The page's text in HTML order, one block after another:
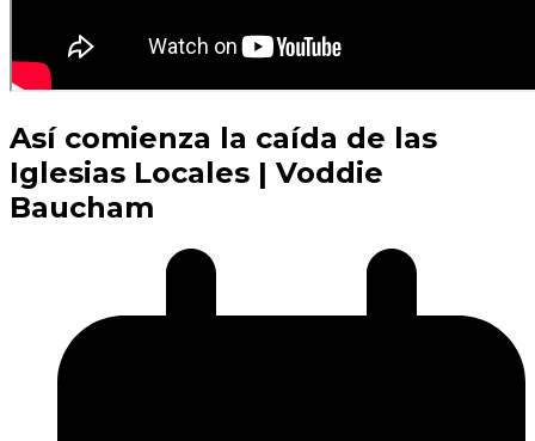
Así comienza la caída de las
Iglesias Locales | Voddie
Baucham